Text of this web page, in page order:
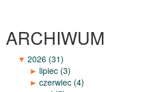
ARCHIWUM
▼ 2026 (31)
► lipiec (3)
► czerwiec (4)